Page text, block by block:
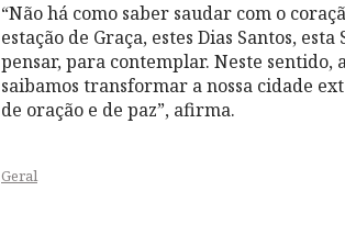
“Não há como saber saudar com o
estação de Graça, estes Dias Santos,
pensar, para contemplar. Neste sentido,
saibamos transformar a nossa cidade
de oração e de paz”, afirma.
Geral